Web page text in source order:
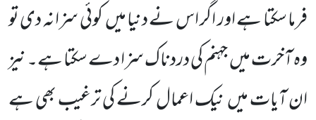
فرما سکتا ہے اور اگر اس نے دنیا میںکوئی سزا نہ دی تو
وہ آخرت میںجہنم کی دردناک سزا دے سکتا ہے۔ نیز
ان آیات میںنیک اعمال کرنے کی ترغیب بھی ہے